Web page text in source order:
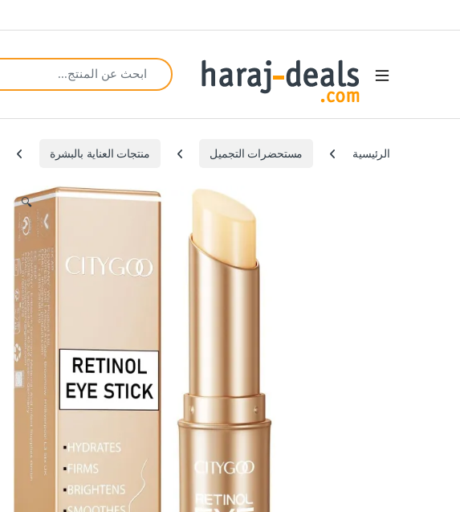
Open
Search for:
الرئيسية مستحضرات التجميل منتجات العناية بالبشرة
🔍